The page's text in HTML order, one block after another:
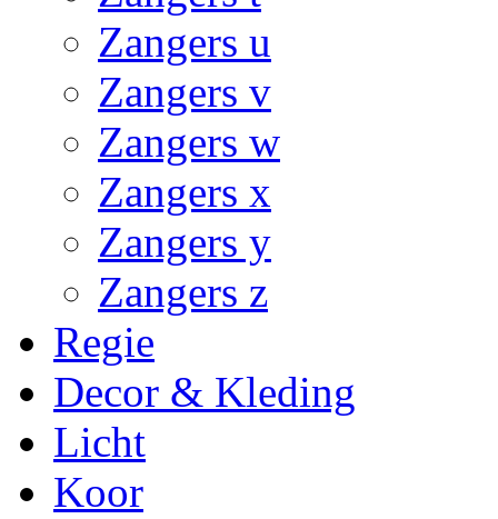
Zangers u
Zangers v
Zangers w
Zangers x
Zangers y
Zangers z
Regie
Decor & Kleding
Licht
Koor